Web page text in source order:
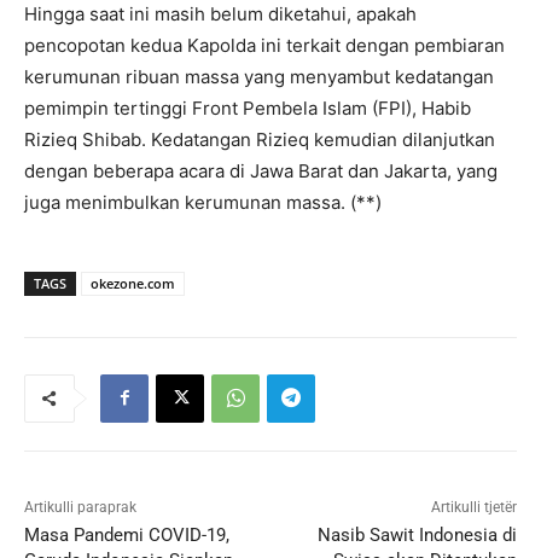
Hingga saat ini masih belum diketahui, apakah
pencopotan kedua Kapolda ini terkait dengan pembiaran
kerumunan ribuan massa yang menyambut kedatangan
pemimpin tertinggi Front Pembela Islam (FPI), Habib
Rizieq Shibab. Kedatangan Rizieq kemudian dilanjutkan
dengan beberapa acara di Jawa Barat dan Jakarta, yang
juga menimbulkan kerumunan massa. (**)
TAGS okezone.com
Artikulli paraprak
Masa Pandemi COVID-19,
Artikulli tjetër
Nasib Sawit Indonesia di